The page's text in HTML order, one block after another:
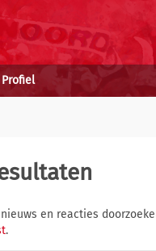
Profiel
en reacties
.